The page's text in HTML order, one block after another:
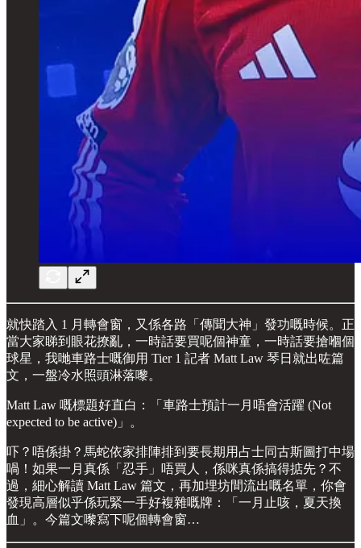
就快踏入 1 月轉會窗，又係各路「傳聞大神」發功嘅時候。正
當大家睇到眼花撩亂，一時話要買呢個神童，一時話要搶嗰個
球星，我哋車路士嘅御用 Tier 1 記者 Matt Law 琴日就出咗篇
文，一盤冷水照頭淋落嚟。
Matt Law 嘅標題好直白：「車路士預計一月唔會活躍 (Not
expected to be active)」。
吓？唔係掛？馬蛇依家排陣排到要長期用占士同古斯圖打中場
喎！如果一月真係「忍手」唔買人，係咪真係搞得掂先？不
過，細心解讀 Matt Law 篇文，再加埋坊間流出嘅名單，你會
發現高層似乎係玩緊一手好複雜嘅牌：「一月止咳，夏天換
血」。今篇文嚟寫下呢個轉會窗…